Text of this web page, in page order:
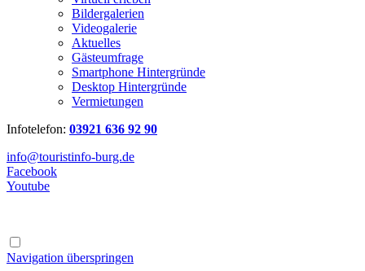
Bildergalerien
Videogalerie
Aktuelles
Gästeumfrage
Smartphone Hintergründe
Desktop Hintergründe
Vermietungen
Infotelefon: 03921 636 92 90
info@touristinfo-burg.de
Facebook
Youtube
Navigation überspringen